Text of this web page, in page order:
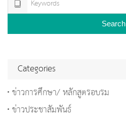
Search
Categories
ข่าวการศึกษา/ หลักสูตรอบรม
ข่าวประชาสัมพันธ์